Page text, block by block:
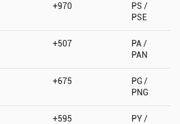
+970
PS /
PSE
+507
PA /
PAN
+675
PG /
PNG
+595
PY /